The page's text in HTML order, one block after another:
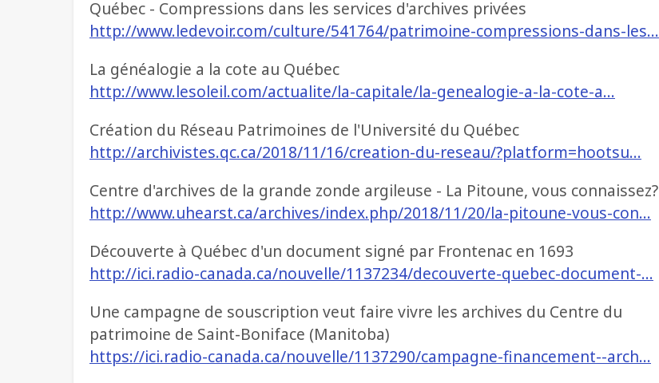
Québec - Compressions dans les services d'archives privées
http://www.ledevoir.com/culture/541764/patrimoine-compressions-dans-les…
La généalogie a la cote au Québec
http://www.lesoleil.com/actualite/la-capitale/la-genealogie-a-la-cote-a…
Création du Réseau Patrimoines de l'Université du Québec
http://archivistes.qc.ca/2018/11/16/creation-du-reseau/?platform=hootsu…
Centre d'archives de la grande zonde argileuse - La Pitoune, vous connaissez?
http://www.uhearst.ca/archives/index.php/2018/11/20/la-pitoune-vous-con…
Découverte à Québec d'un document signé par Frontenac en 1693
http://ici.radio-canada.ca/nouvelle/1137234/decouverte-quebec-document-…
Une campagne de souscription veut faire vivre les archives du Centre du
patrimoine de Saint-Boniface (Manitoba)
https://ici.radio-canada.ca/nouvelle/1137290/campagne-financement--arch…